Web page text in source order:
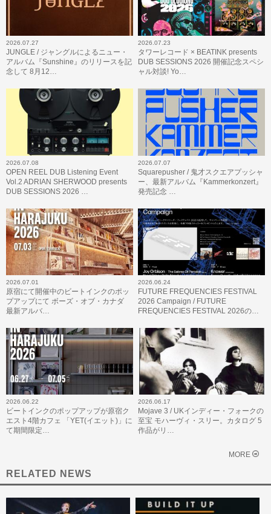
2026.07.27
JUNGLE / ジャングルによるニュー・
アルバム『Sunshine』のリリースを記
念して 8月12…
2026.07.23
タワーレコード × BEATINK presents
DUB SESSIONS 2026 開催記念スペシ
ャル対談! Yo…
2026.07.08
OPEN REEL DUB Listening Event
Vol.2 ADRIAN SHERWOOD presents
DUB SESSIONS 2026 …
2026.07.07
Squarepusher / 鬼才スクエアプッシャ
ー、最新アルバム『Kammerkonzert』
発売記念 …
2026.07.01
原宿にて開催中のビートインクのポッ
プアップにて ボーズ・オブ・カナダ
最新アルバ…
2026.06.24
FUTURE FREQUENCIES FESTIVAL
2026 Campaign / FUTURE
FREQUENCIES FESTIVAL 2026の…
2026.06.22
ビートインクのポップアップが原宿ク
エスト4階カフェ 「YET(イエット)」に
て期間限定…
2026.06.17
Mojave 3 / UKインディー・フォークの
至宝 モハーヴィ・スリー。カタログ 5
作品がリ…
MORE
RELATED NEWS